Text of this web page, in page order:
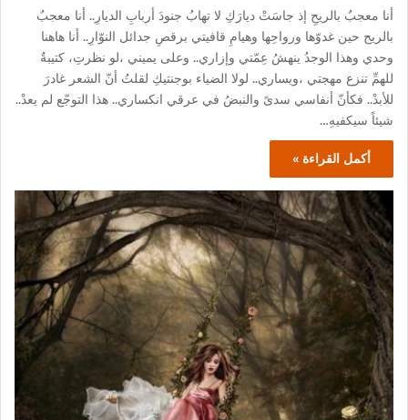
أنا معجبٌ بالريحِ إذ جاسَتْ ديارَكِ لا تهابُ جنودَ أربابِ الديارِ.. أنا معجبٌ
بالريح حين غدوّها ورواحِها وهيامِ قافيتي برقصِ جدائل النوّارِ.. أنا هاهنا
وحدي وهذا الوجدُ ينهشُ عِمّتي وإزاري.. وعلى يميني ،لو نظرتِ، كتيبةٌ
للهمِّ تنزع مهجتي ،ويساري.. لولا الضياء بوجنتيكِ لقلتُ أنّ الشعر غادرَ
للأبدْ.. فكأنّ أنفاسي سدىً والنبضُ في عرقي انكساري.. هذا التوجّع لم يعدْ..
شيئاً سيكفيهِ…
أكمل القراءة »